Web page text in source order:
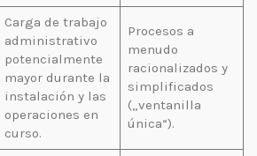
Carga de trabajo
administrativo
potencialmente
mayor durante la
instalación y las
operaciones en
curso.
Procesos a
menudo
racionalizados y
simplificados
(„ventanilla
única“).